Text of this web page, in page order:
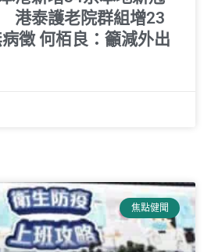
港泰護老院群組增23
徵 何栢良：籲減外出
焦點健聞